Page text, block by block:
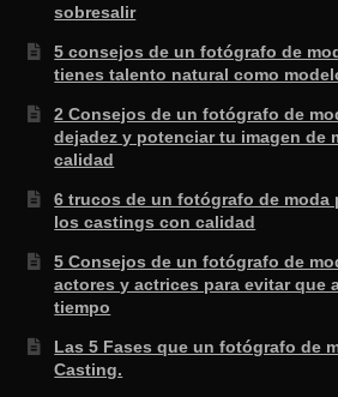
sobresalir
5 consejos de un fotógrafo de
tienes talento natural como
2 Consejos de un fotógrafo de
dejadez y potenciar tu imagen de
calidad
6 trucos de un fotógrafo de moda
los castings con calidad
5 Consejos de un fotógrafo de
actores y actrices para evitar que
tiempo
Las 5 Fases que un fotógrafo de
Casting.